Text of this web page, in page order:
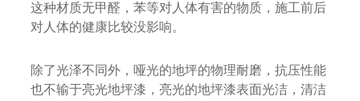
这种材质无甲醛，苯等对人体有害的物质，施工前后
对人体的健康比较没影响。
除了光泽不同外，哑光的地坪的物理耐磨，抗压性能
也不输于亮光地坪漆，亮光的地坪漆表面光洁，清洁